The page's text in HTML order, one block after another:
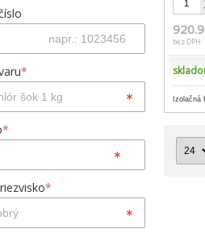
*
*
*
bez DPH
Izolačná